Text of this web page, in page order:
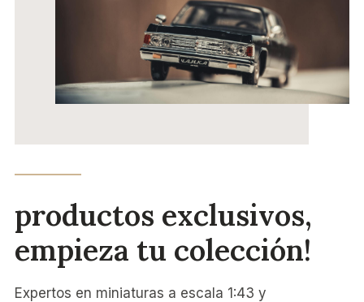
productos exclusivos,
empieza tu colección!
Expertos en miniaturas a escala 1:43 y